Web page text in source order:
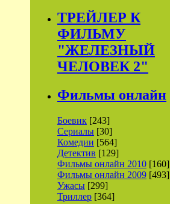
ТРЕЙЛЕР К
ФИЛЬМУ
"ЖЕЛЕЗНЫЙ
ЧЕЛОВЕК 2"
Фильмы онлайн
Боевик [243]
Сериалы [30]
Комедии [564]
Детектив [129]
Фильмы онлайн 2010 [160]
Фильмы онлайн 2009 [493]
Ужасы [299]
Триллер [364]